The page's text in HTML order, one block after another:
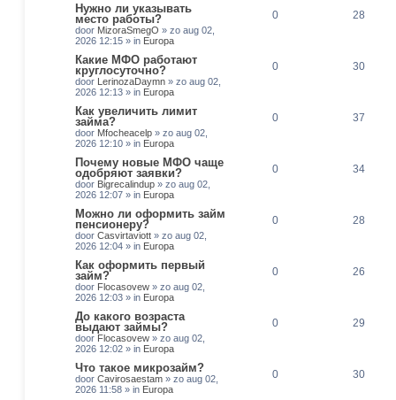
Нужно ли указывать
место работы?
door MizoraSmegO » zo aug 02,
2026 12:15 » in Europa
0 28
Какие МФО работают
круглосуточно?
door LerinozaDaymn » zo aug 02,
2026 12:13 » in Europa
0 30
Как увеличить лимит
займа?
door Mfocheacelp » zo aug 02,
2026 12:10 » in Europa
0 37
Почему новые МФО чаще
одобряют заявки?
door Bigrecalindup » zo aug 02,
2026 12:07 » in Europa
0 34
Можно ли оформить займ
пенсионеру?
door Casvirtaviott » zo aug 02,
2026 12:04 » in Europa
0 28
Как оформить первый
займ?
door Flocasovew » zo aug 02,
2026 12:03 » in Europa
0 26
До какого возраста
выдают займы?
door Flocasovew » zo aug 02,
2026 12:02 » in Europa
0 29
Что такое микрозайм?
door Cavirosaestam » zo aug 02,
2026 11:58 » in Europa
0 30